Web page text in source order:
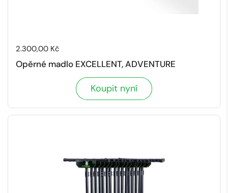
Cena:
2.300,00 Kč
Opěrné madlo EXCELLENT, ADVENTURE
Koupit nyní